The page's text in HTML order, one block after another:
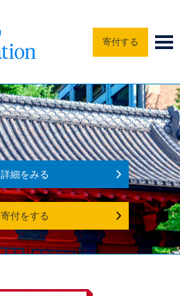
寄付する
詳細をみる
寄付をする